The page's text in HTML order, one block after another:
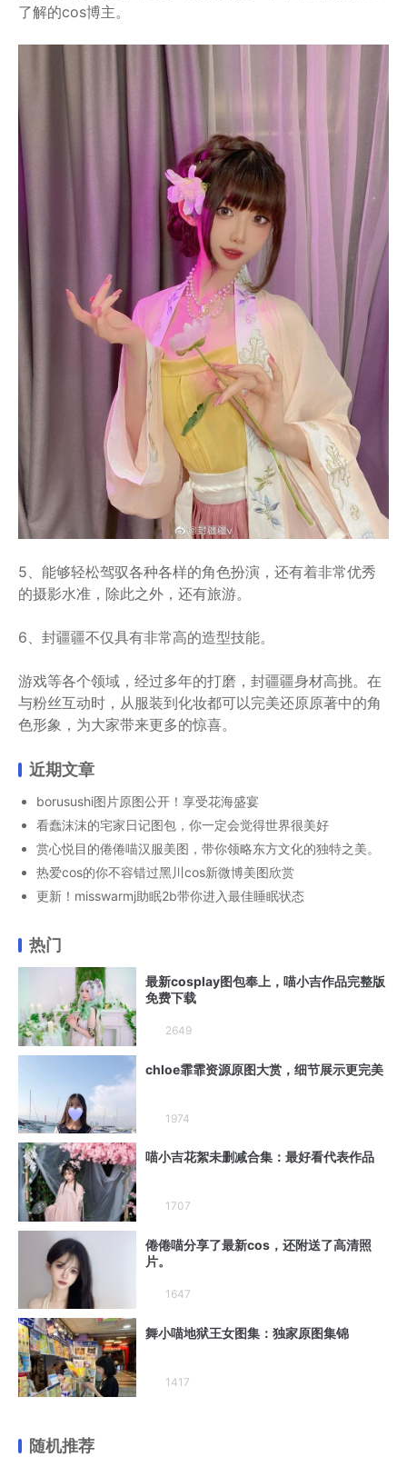
了解的cos博主。
5、能够轻松驾驭各种各样的角色扮演，还有着非常优秀
的摄影水准，除此之外，还有旅游。
6、封疆疆不仅具有非常高的造型技能。
游戏等各个领域，经过多年的打磨，封疆疆身材高挑。在
与粉丝互动时，从服装到化妆都可以完美还原原著中的角
色形象，为大家带来更多的惊喜。
近期文章
borusushi图片原图公开！享受花海盛宴
看蠢沫沫的宅家日记图包，你一定会觉得世界很美好
赏心悦目的倦倦喵汉服美图，带你领略东方文化的独特之美。
热爱cos的你不容错过黑川cos新微博美图欣赏
更新！misswarmj助眠2b带你进入最佳睡眠状态
热门
最新cosplay图包奉上，喵小吉作品完整版
免费下载
2649
chloe霏霏资源原图大赏，细节展示更完美
1974
喵小吉花絮未删减合集：最好看代表作品
1707
倦倦喵分享了最新cos，还附送了高清照
片。
1647
舞小喵地狱王女图集：独家原图集锦
1417
随机推荐